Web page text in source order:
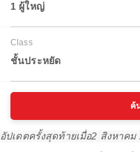
1 ผู้ใหญ่
Class
ชั้นประหยัด
ค้
อัปเดตครั้งสุดท้ายเมื่อ2 สิงหาคม